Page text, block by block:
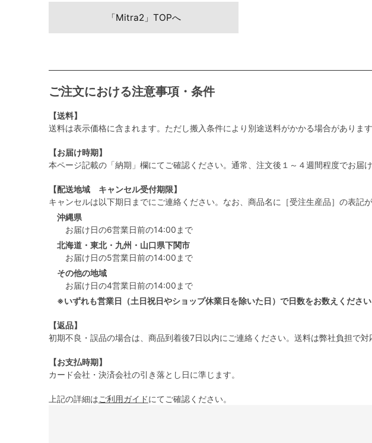
「Mitra2」TOPへ
ご注文における注意事項・条件
【送料】
送料は表示価格に含まれます。ただし搬入条件により別途送料がかかる場合がありま
【お届け時期】
本ページ記載の「納期」欄にてご確認ください。通常、注文後１～４週間程度でお届
【配送地域 キャンセル受付期限】
キャンセルは以下期日までにご連絡ください。なお、商品名に［受注生産品］の表記
沖縄県
お届け日の6営業日前の14:00まで
北海道・東北・九州・山口県下関市
お届け日の5営業日前の14:00まで
その他の地域
お届け日の4営業日前の14:00まで
※いずれも営業日（土日祝日やショップ休業日を除いた日）で日数をお数えください
【返品】
初期不良・誤品の場合は、商品到着後7日以内にご連絡ください。送料は弊社負担で
【お支払時期】
カード会社・決済会社の引き落とし日に準じます。
上記の詳細はご利用ガイドにてご確認ください。